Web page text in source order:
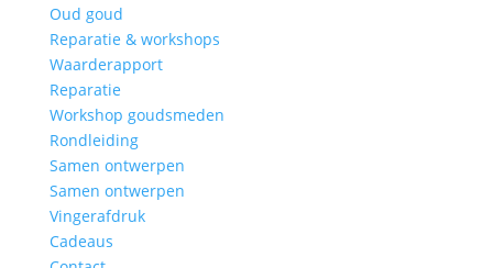
Oud goud
Reparatie & workshops
Waarderapport
Reparatie
Workshop goudsmeden
Rondleiding
Samen ontwerpen
Samen ontwerpen
Vingerafdruk
Cadeaus